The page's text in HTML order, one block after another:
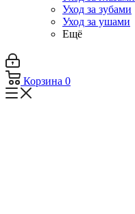
Уход за зубами
Уход за ушами
Ещё
Корзина 0